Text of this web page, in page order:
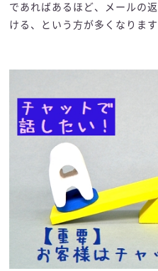
であればあるほど、メールの
ける、という方が多くなります